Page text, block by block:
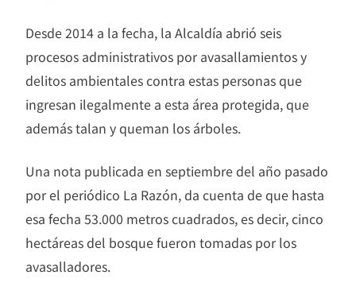
Desde 2014 a la fecha, la Alcaldía abrió seis
procesos administrativos por avasallamientos y
delitos ambientales contra estas personas que
ingresan ilegalmente a esta área protegida, que
además talan y queman los árboles.
Una nota publicada en septiembre del año pasado
por el periódico La Razón, da cuenta de que hasta
esa fecha 53.000 metros cuadrados, es decir, cinco
hectáreas del bosque fueron tomadas por los
avasalladores.